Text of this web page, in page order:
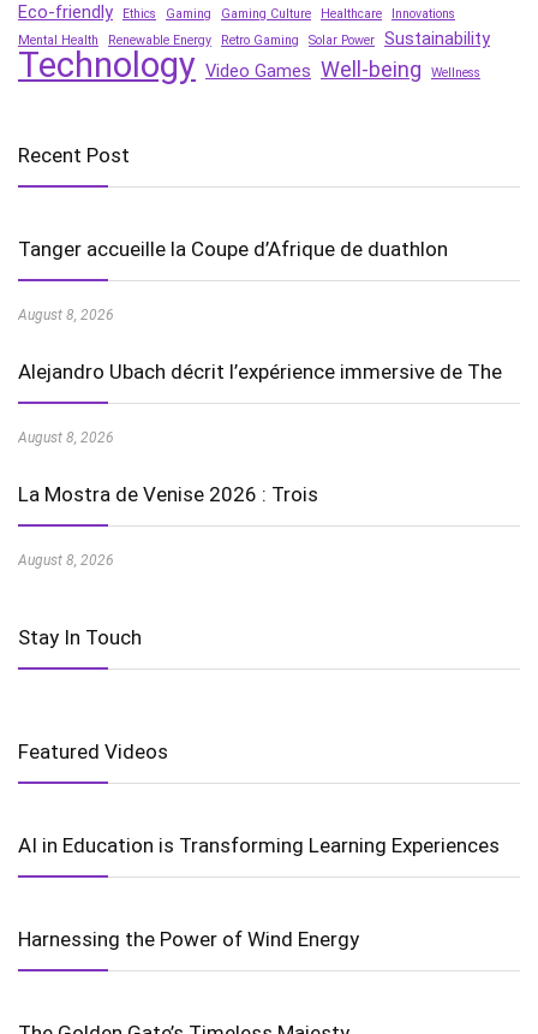
Eco-friendly Ethics Gaming Gaming Culture Healthcare
Innovations
Mental Health
Renewable Energy Retro Gaming Solar Power Sustainability
Technology Video Games Well-being Wellness
Recent Post
Tanger accueille la Coupe d’Afrique de duathlon
August 8, 2026
Alejandro Ubach décrit l’expérience immersive de The
August 8, 2026
La Mostra de Venise 2026 : Trois
August 8, 2026
Stay In Touch
Featured Videos
AI in Education is Transforming Learning Experiences
Harnessing the Power of Wind Energy